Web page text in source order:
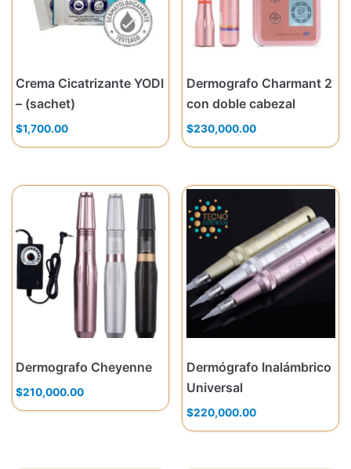
Crema Cicatrizante YODI
– (sachet)
$1,700.00
Dermografo Charmant 2
con doble cabezal
$230,000.00
Dermografo Cheyenne
$210,000.00
Dermógrafo Inalámbrico
Universal
$220,000.00